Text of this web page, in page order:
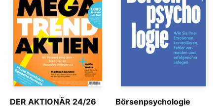
DER AKTIONÄR 24/26 Börsenpsychologie